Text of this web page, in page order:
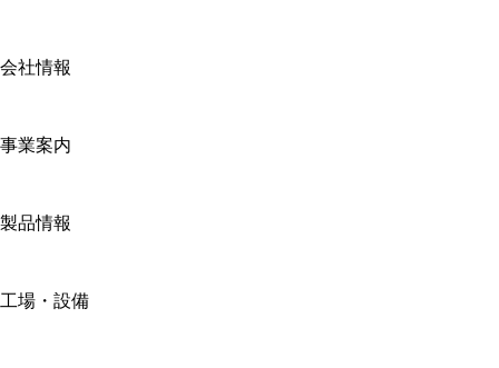
会社情報
事業案内
製品情報
工場・設備